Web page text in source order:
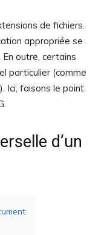
de fichiers.
appropriée se
outre, certains
particulier (comme
Ici, faisons le point
d’un